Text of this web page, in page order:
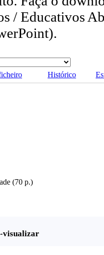
/ Educativos
Histórico
(70 p.)
visualizar